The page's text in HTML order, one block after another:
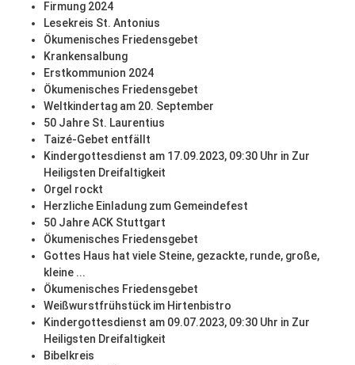
Firmung 2024
Lesekreis St. Antonius
Ökumenisches Friedensgebet
Krankensalbung
Erstkommunion 2024
Ökumenisches Friedensgebet
Weltkindertag am 20. September
50 Jahre St. Laurentius
Taizé-Gebet entfällt
Kindergottesdienst am 17.09.2023, 09:30 Uhr in Zur
Heiligsten Dreifaltigkeit
Orgel rockt
Herzliche Einladung zum Gemeindefest
50 Jahre ACK Stuttgart
Ökumenisches Friedensgebet
Gottes Haus hat viele Steine, gezackte, runde, große,
kleine ...
Ökumenisches Friedensgebet
Weißwurstfrühstück im Hirtenbistro
Kindergottesdienst am 09.07.2023, 09:30 Uhr in Zur
Heiligsten Dreifaltigkeit
Bibelkreis